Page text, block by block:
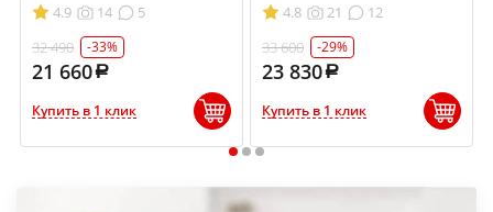
4.9
14
5
32 490
-33%
21 660
Купить в 1 клик
4.8
21
12
33 600
-29%
23 830
Купить в 1 клик
1 2 3